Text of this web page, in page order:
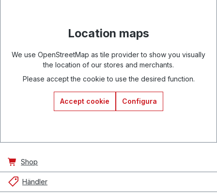
Location maps
We use OpenStreetMap as tile provider to show you visually
the location of our stores and merchants.
Please accept the cookie to use the desired function.
Accept cookie Configura
Shop
Händler